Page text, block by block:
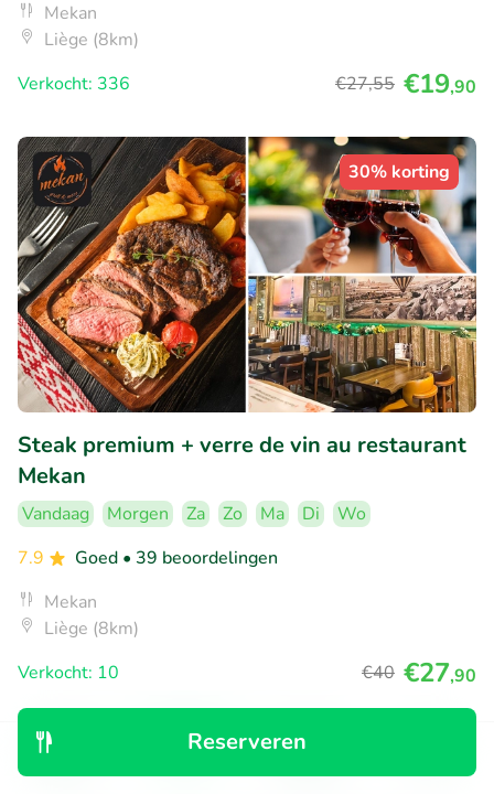
Reserveren
Mekan
Liège (8km)
Verkocht: 336
€27,55 €19,90
30% korting
Steak premium + verre de vin au restaurant
Mekan
Vandaag Morgen Za Zo Ma Di
Wo
7.9
Goed • 39 beoordelingen
Mekan
Liège (8km)
Verkocht: 10
€40 €27,90